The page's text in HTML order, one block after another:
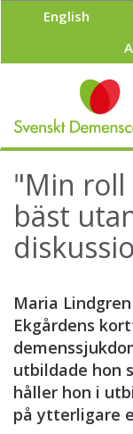
p
l
English
"Min roll
bäst
Maria
Ekgårdens
utbildade hon
håller hon i
på ytterligare